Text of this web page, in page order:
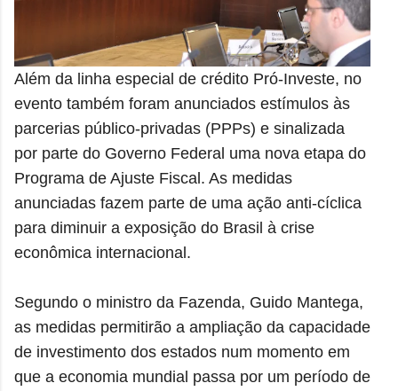
Além da linha especial de crédito Pró-Investe, no
evento também foram anunciados estímulos às
parcerias público-privadas (PPPs) e sinalizada
por parte do Governo Federal uma nova etapa do
Programa de Ajuste Fiscal. As medidas
anunciadas fazem parte de uma ação anti-cíclica
para diminuir a exposição do Brasil à crise
econômica internacional.
Segundo o ministro da Fazenda, Guido Mantega,
as medidas permitirão a ampliação da capacidade
de investimento dos estados num momento em
que a economia mundial passa por um período de